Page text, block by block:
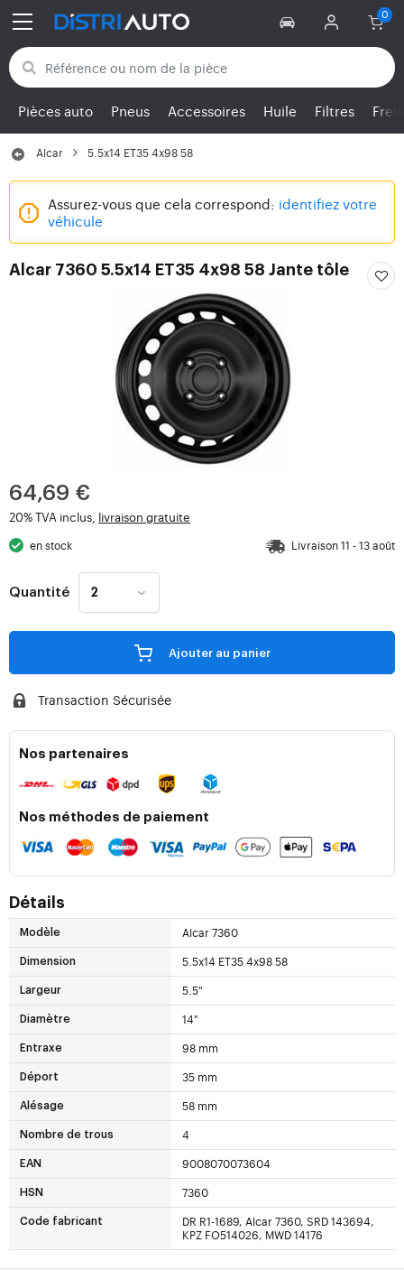
Retour aux catégories
Pièces auto Pneus Accessoires Huile Filtres
Alcar 5.5x14 ET35 4x98 58
Assurez-vous que cela correspond: identifiez votre
véhicule
Alcar 7360 5.5x14 ET35 4x98 58 Jante tôle
64,69 €
20% TVA inclus, livraison gratuite
en stock Livraison 11 - 13 août
Quantité
Ajouter au panier
Transaction Sécurisée
Nos partenaires
Nos méthodes de paiement
Détails
Modèle Alcar 7360
Dimension 5.5x14 ET35 4x98 58
Largeur 5.5"
Diamètre 14"
Entraxe 98 mm
Déport 35 mm
Alésage 58 mm
Nombre de trous 4
EAN 9008070073604
HSN 7360
Code fabricant
DR R1-1689, Alcar 7360, SRD 143694,
KPZ FO514026, MWD 14176